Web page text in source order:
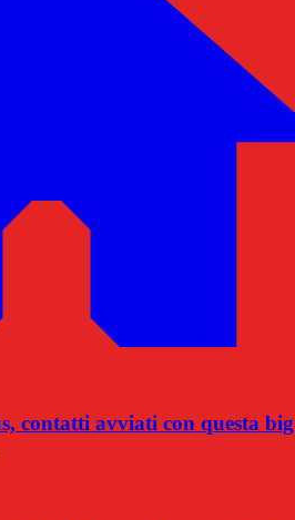
contatti avviati con questa big